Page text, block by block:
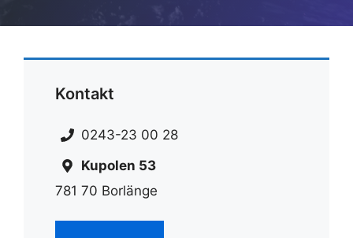
Kontakt
0243-23 00 28
Kupolen 53
781 70 Borlänge